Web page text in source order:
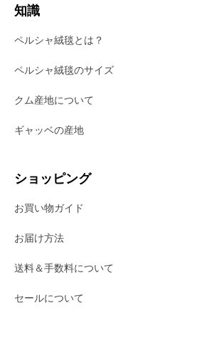
知識
ペルシャ絨毯とは？
ペルシャ絨毯のサイズ
クム産地について
ギャッベの産地
ショッピング
お買い物ガイド
お届け方法
送料＆手数料について
セールについて